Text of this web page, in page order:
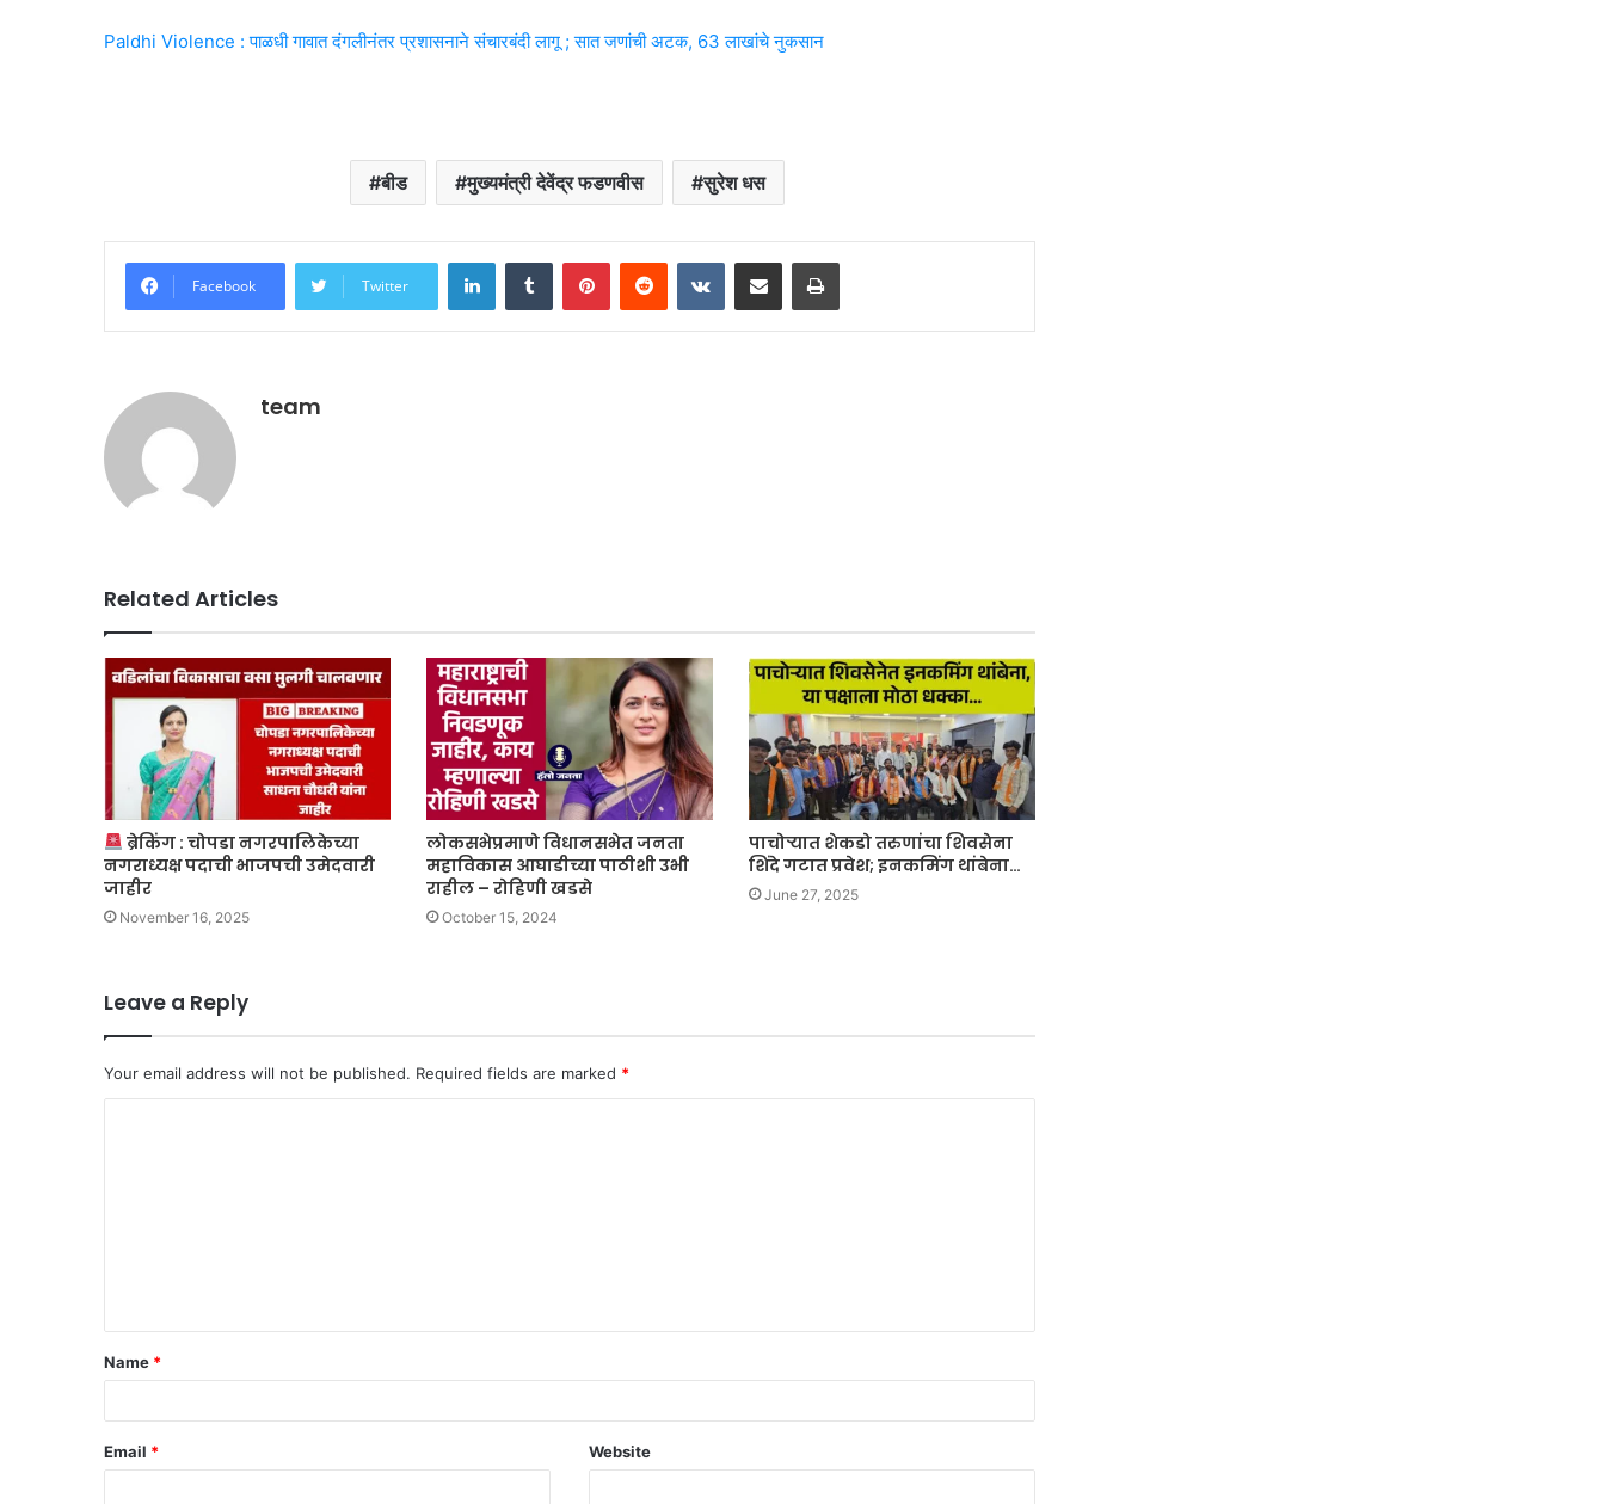
Paldhi Violence : पाळधी गावात दंगलीनंतर प्रशासनाने संचारबंदी लागू ; सात जणांची अटक, 63 लाखांचे नुकसान
बीड मुख्यमंत्री देवेंद्र फडणवीस सुरेश धस
Facebook Twitter
LinkedInTumblr PinterestReddit VKontakteShare via Email Print
team
Related Articles
ब्रेकिंग : चोपडा नगरपालिकेच्या
नगराध्यक्ष पदाची भाजपची उमेदवारी
जाहीर
November 16, 2025
लोकसभेप्रमाणे विधानसभेत जनता
महाविकास आघाडीच्या पाठीशी उभी
राहील – रोहिणी खडसे
October 15, 2024
पाचोऱ्यात शेकडो तरुणांचा शिवसेना
शिंदे गटात प्रवेश; इनकमिंग थांबेना…
June 27, 2025
Leave a Reply
Your email address will not be published. Required fields are marked *
t
*
Name *
Email * Website